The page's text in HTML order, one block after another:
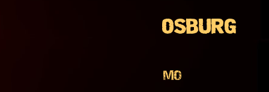
OSBURG
MO